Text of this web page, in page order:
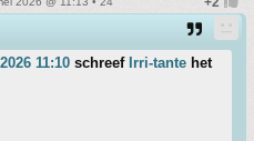
11:10 schreef Irri-tante het